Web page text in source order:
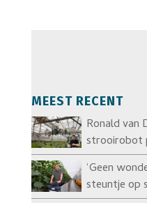
MEEST RECENT
Ronald van
strooirobot
‘Geen
steuntje op